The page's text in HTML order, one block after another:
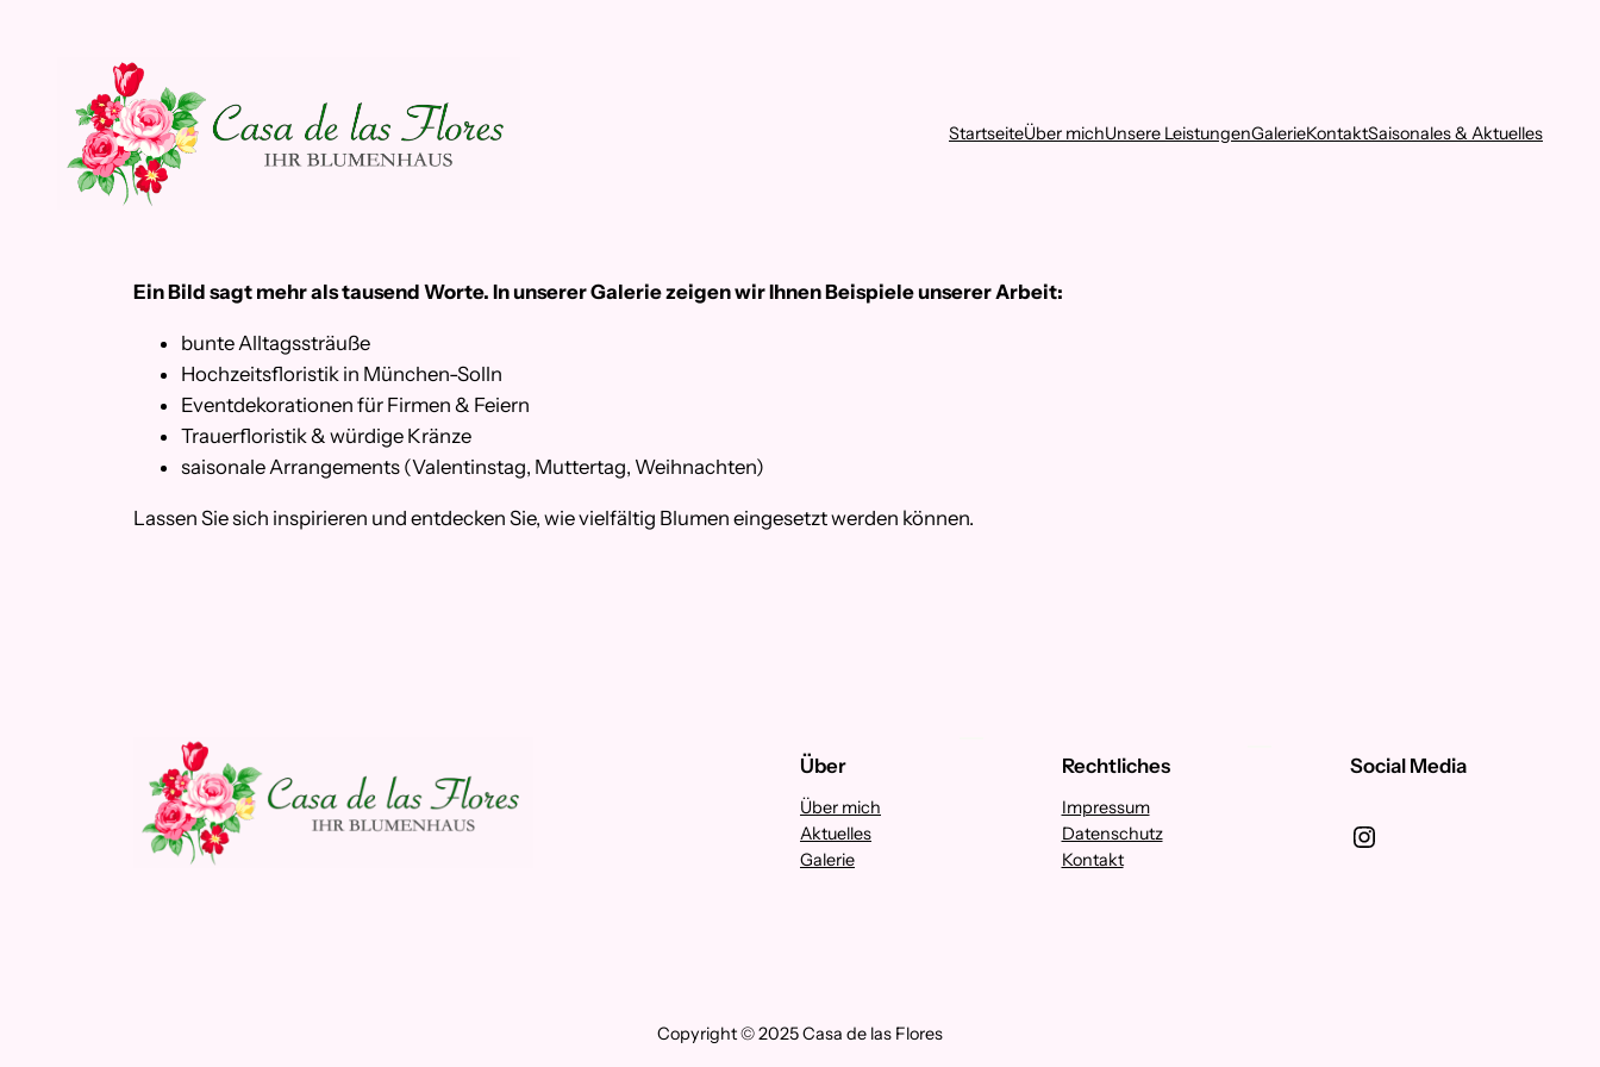
StartseiteÜber michUnsere LeistungenGalerieKontaktSaisonales & Aktuelles
Ein Bild sagt mehr als tausend Worte. In unserer Galerie zeigen wir Ihnen Beispiele unserer Arbeit:
bunte Alltagssträuße
Hochzeitsfloristik in München-Solln
Eventdekorationen für Firmen & Feiern
Trauerfloristik & würdige Kränze
saisonale Arrangements (Valentinstag, Muttertag, Weihnachten)
Lassen Sie sich inspirieren und entdecken Sie, wie vielfältig Blumen eingesetzt werden können.
Über
Über mich
Aktuelles
Galerie
Rechtliches
Impressum
Datenschutz
Kontakt
Social Media
Instagram
Copyright © 2025 Casa de las Flores